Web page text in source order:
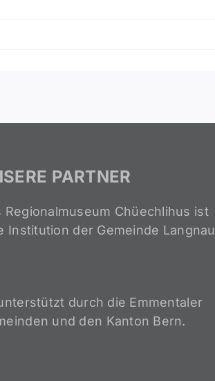
PARTNER
Regionalmuseum Chüechlihus ist
Institution der Gemeinde Langnau
durch die Emmentaler
und den Kanton Bern.